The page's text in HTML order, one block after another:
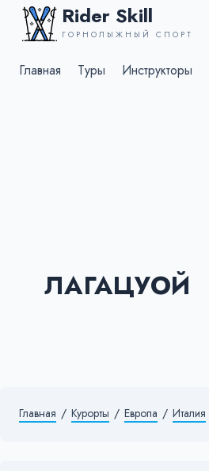
Rider Skill
ГОРНОЛЫЖНЫЙ СПОРТ
Главная Туры Инструкторы
ЛАГАЦУОЙ
Главная / Курорты / Европа / Италия